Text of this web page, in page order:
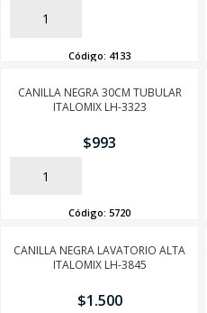
AÑADIR
Código: 4133
CANILLA NEGRA 30CM TUBULAR
ITALOMIX LH-3323
$993
AÑADIR
Código: 5720
CANILLA NEGRA LAVATORIO ALTA
ITALOMIX LH-3845
$1.500